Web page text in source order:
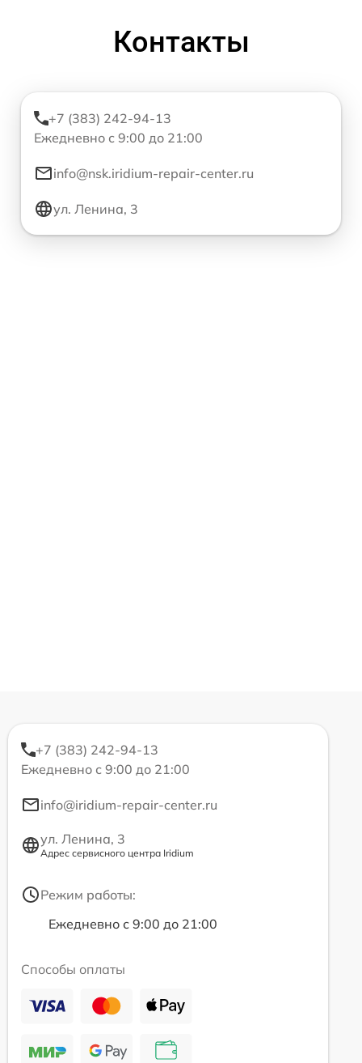
Контакты
+7 (383) 242-94-13
Ежедневно с 9:00 до 21:00
info@nsk.iridium-repair-center.ru
ул. Ленина, 3
+7 (383) 242-94-13
Ежедневно с 9:00 до 21:00
info@iridium-repair-center.ru
ул. Ленина, 3
Адрес сервисного центра Iridium
Режим работы:
Ежедневно с 9:00 до 21:00
Способы оплаты